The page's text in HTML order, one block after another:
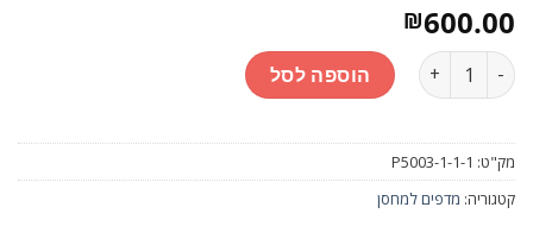
₪600.00
כמות הוספה לסל
מק"ט: P5003-1-1-1
קטגוריה: מדפים למחסן